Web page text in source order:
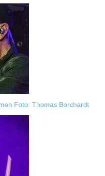
Foto: Thomas Borchardt